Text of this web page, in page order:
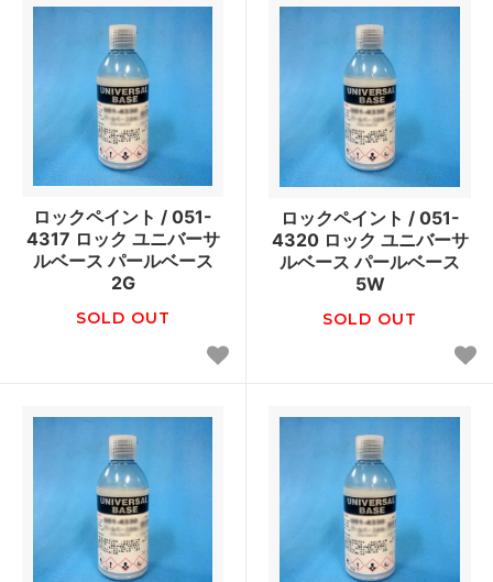
ロックペイント / 051-
4317 ロック ユニバーサ
ルベース パールベース
2G
SOLD OUT
ロックペイント / 051-
4320 ロック ユニバーサ
ルベース パールベース
5W
SOLD OUT